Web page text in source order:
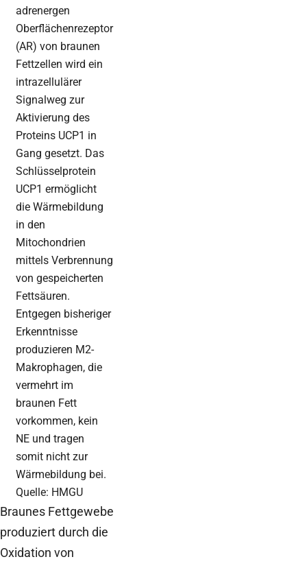
adrenergen
Oberflächenrezeptor
(AR) von braunen
Fettzellen wird ein
intrazellulärer
Signalweg zur
Aktivierung des
Proteins UCP1 in
Gang gesetzt. Das
Schlüsselprotein
UCP1 ermöglicht
die Wärmebildung
in den
Mitochondrien
mittels Verbrennung
von gespeicherten
Fettsäuren.
Entgegen bisheriger
Erkenntnisse
produzieren M2-
Makrophagen, die
vermehrt im
braunen Fett
vorkommen, kein
NE und tragen
somit nicht zur
Wärmebildung bei.
Quelle: HMGU
Braunes Fettgewebe
produziert durch die
Oxidation von